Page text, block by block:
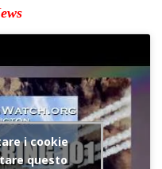
i cookie
questo